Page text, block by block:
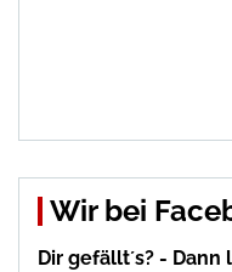
Wir bei
Dir gefällt´s? -